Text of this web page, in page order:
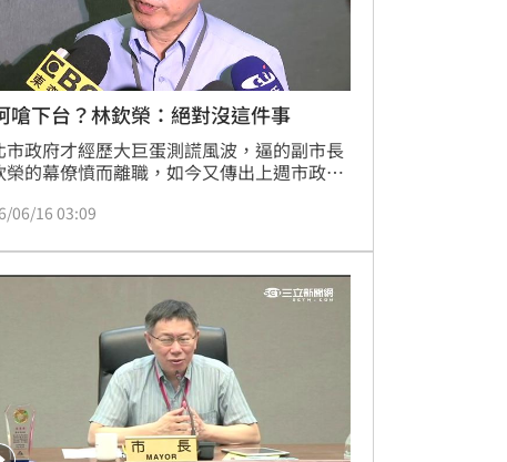
嗆下台？林欽榮：絕對沒這件事
市政府才經歷大巨蛋測謊風波，逼的副市長
榮的幕僚憤而離職，如今又傳出上週市政會
兩人關係破裂。16日兩人聽到傳言都連忙否
06/16 03:09